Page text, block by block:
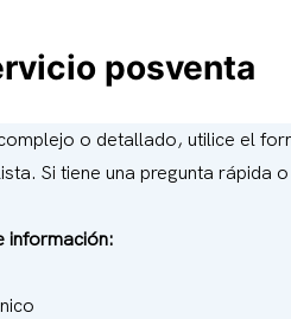
posventa
o detallado, utilice el
Si tiene una pregunta
información: